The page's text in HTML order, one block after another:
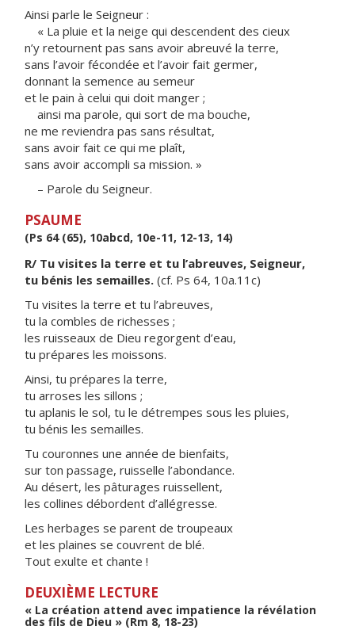
Ainsi parle le Seigneur :
« La pluie et la neige qui descendent des cieux
n’y retournent pas sans avoir abreuvé la terre,
sans l’avoir fécondée et l’avoir fait germer,
donnant la semence au semeur
et le pain à celui qui doit manger ;
ainsi ma parole, qui sort de ma bouche,
ne me reviendra pas sans résultat,
sans avoir fait ce qui me plaît,
sans avoir accompli sa mission. »
– Parole du Seigneur.
PSAUME
(Ps 64 (65), 10abcd, 10e-11, 12-13, 14)
R/ Tu visites la terre et tu l’abreuves, Seigneur,
tu bénis les semailles. (cf. Ps 64, 10a.11c)
Tu visites la terre et tu l’abreuves,
tu la combles de richesses ;
les ruisseaux de Dieu regorgent d’eau,
tu prépares les moissons.
Ainsi, tu prépares la terre,
tu arroses les sillons ;
tu aplanis le sol, tu le détrempes sous les pluies,
tu bénis les semailles.
Tu couronnes une année de bienfaits,
sur ton passage, ruisselle l’abondance.
Au désert, les pâturages ruissellent,
les collines débordent d’allégresse.
Les herbages se parent de troupeaux
et les plaines se couvrent de blé.
Tout exulte et chante !
DEUXIÈME LECTURE
« La création attend avec impatience la révélation
des fils de Dieu » (Rm 8, 18-23)